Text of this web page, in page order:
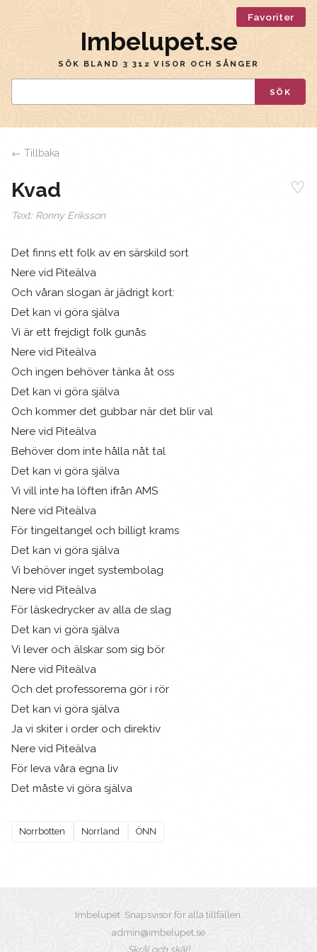
Favoriter
Imbelupet.se
SÖK BLAND 3 312 VISOR OCH SÅNGER
SÖK
← Tillbaka
Kvad ♡
Text: Ronny Eriksson
Det finns ett folk av en särskild sort
Nere vid Piteälva
Och våran slogan är jädrigt kort:
Det kan vi göra själva
Vi är ett frejdigt folk gunås
Nere vid Piteälva
Och ingen behöver tänka åt oss
Det kan vi göra själva
Och kommer det gubbar när det blir val
Nere vid Piteälva
Behöver dom inte hålla nåt tal
Det kan vi göra själva
Vi vill inte ha löften ifrån AMS
Nere vid Piteälva
För tingeltangel och billigt krams
Det kan vi göra själva
Vi behöver inget systembolag
Nere vid Piteälva
För läskedrycker av alla de slag
Det kan vi göra själva
Vi lever och älskar som sig bör
Nere vid Piteälva
Och det professorerna gör i rör
Det kan vi göra själva
Ja vi skiter i order och direktiv
Nere vid Piteälva
För Ieva våra egna liv
Det måste vi göra själva
Norrbotten Norrland ÖNN
Imbelupet. Snapsvisor för alla tillfällen.
admin@imbelupet.se
Skrål och skål!